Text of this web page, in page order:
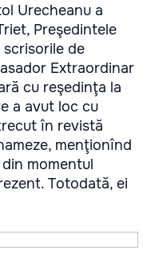
Urecheanu a
Preşedintele
scrisorile de
Extraordinar
cu reşedinţa la
a avut loc cu
în revistă
menţionînd
momentul
Totodată, ei